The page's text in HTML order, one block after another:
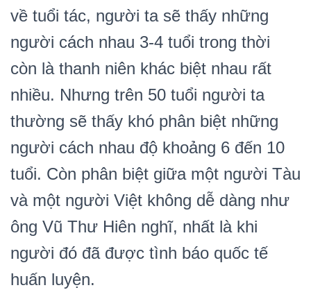
về tuổi tác, người ta sẽ thấy những
người cách nhau 3-4 tuổi trong thời
còn là thanh niên khác biệt nhau rất
nhiều. Nhưng trên 50 tuổi người ta
thường sẽ thấy khó phân biệt những
người cách nhau độ khoảng 6 đến 10
tuổi. Còn phân biệt giữa một người Tàu
và một người Việt không dễ dàng như
ông Vũ Thư Hiên nghĩ, nhất là khi
người đó đã được tình báo quốc tế
huấn luyện.